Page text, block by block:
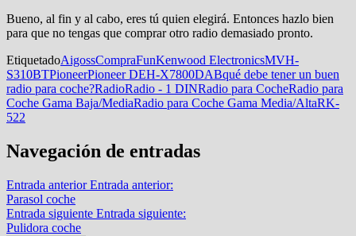
Bueno, al fin y al cabo, eres tú quien elegirá. Entonces hazlo bien
para que no tengas que comprar otro radio demasiado pronto.
EtiquetadoAigossCompraFunKenwood ElectronicsMVH-
S310BTPioneerPioneer DEH-X7800DABqué debe tener un buen
radio para coche?RadioRadio - 1 DINRadio para CocheRadio para
Coche Gama Baja/MediaRadio para Coche Gama Media/AltaRK-
522
Navegación de entradas
Entrada anterior Entrada anterior:
Parasol coche
Entrada siguiente Entrada siguiente:
Pulidora coche